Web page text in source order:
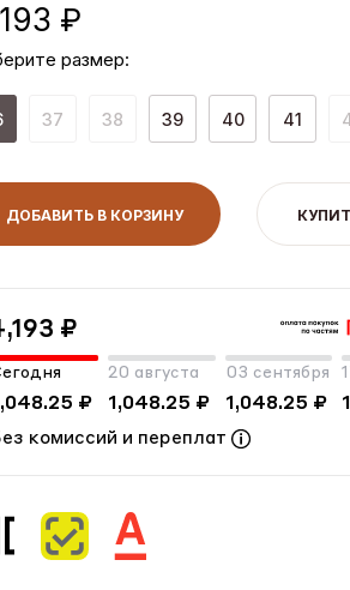
₽
размер:
37 38 39 40 41
ДОБАВИТЬ В КОРЗИНУ
₽
₽
20 августа
1,048.25 ₽
03 сентября
1,048.25 ₽
комиссий и переплат